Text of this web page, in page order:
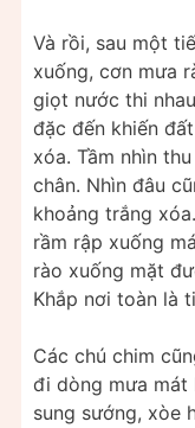
Và rồi, sau một
xuống, cơn mưa
giọt nước thi
đặc đến khiến
xóa. Tầm nhìn
chân. Nhìn đâu
khoảng trắng
rầm rập xuống
rào xuống mặt
Khắp nơi toàn là
Các chú chim
đi dòng mưa mát
sung sướng, xòe